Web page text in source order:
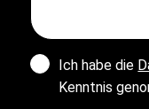
Ich habe die
Kenntnis